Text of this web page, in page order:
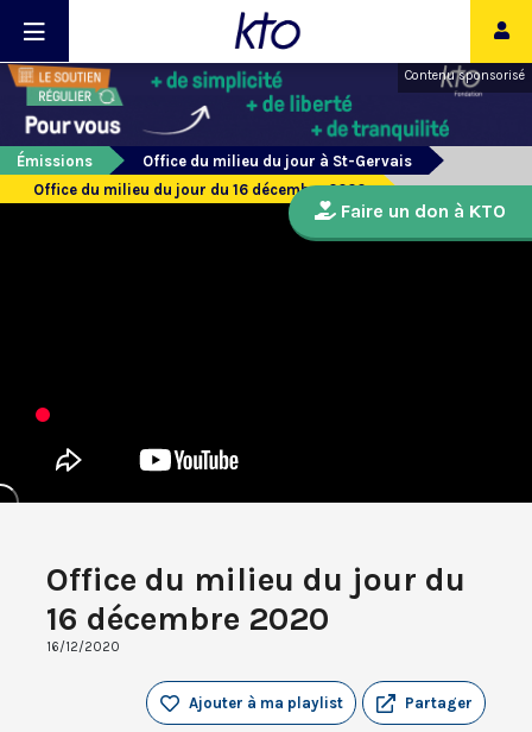
Contenu sponsorisé
Émissions
Office du milieu du jour à St-Gervais
Office du milieu du jour du 16 décembre 2020
Office du milieu du jour du
16 décembre 2020
16/12/2020
Partager
Ajouter à ma playlist
Faire un don à KTO